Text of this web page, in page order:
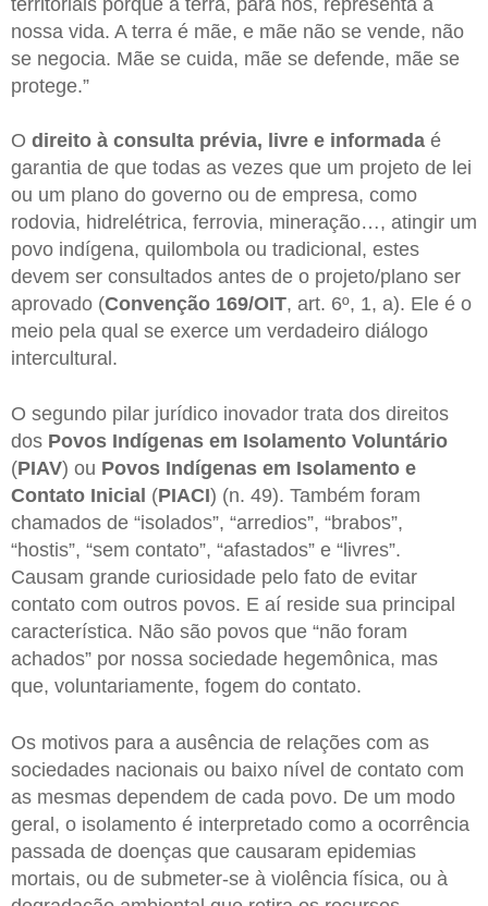
nossa vida. A terra é mãe, e mãe não se vende, não
se negocia. Mãe se cuida, mãe se defende, mãe se
protege.”
O direito à consulta prévia, livre e informada é
garantia de que todas as vezes que um projeto de lei
ou um plano do governo ou de empresa, como
rodovia, hidrelétrica, ferrovia, mineração…, atingir um
povo indígena, quilombola ou tradicional, estes
devem ser consultados antes de o projeto/plano ser
aprovado (Convenção 169/OIT, art. 6º, 1, a). Ele é o
meio pela qual se exerce um verdadeiro diálogo
intercultural.
O segundo pilar jurídico inovador trata dos direitos
dos Povos Indígenas em Isolamento Voluntário
(PIAV) ou Povos Indígenas em Isolamento e
Contato Inicial (PIACI) (n. 49). Também foram
chamados de “isolados”, “arredios”, “brabos”,
“hostis”, “sem contato”, “afastados” e “livres”.
Causam grande curiosidade pelo fato de evitar
contato com outros povos. E aí reside sua principal
característica. Não são povos que “não foram
achados” por nossa sociedade hegemônica, mas
que, voluntariamente, fogem do contato.
Os motivos para a ausência de relações com as
sociedades nacionais ou baixo nível de contato com
as mesmas dependem de cada povo. De um modo
geral, o isolamento é interpretado como a ocorrência
passada de doenças que causaram epidemias
mortais, ou de submeter-se à violência física, ou à